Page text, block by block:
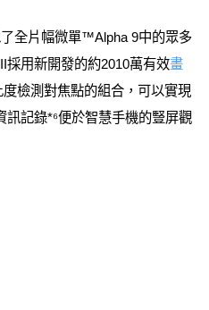
全片幅微單™Alpha 9中的眾多
採用新開發的約2010萬有效畫
檢測對焦點的組合，可以實現
訊記錄*⁶便於智慧手機的豎屏觀